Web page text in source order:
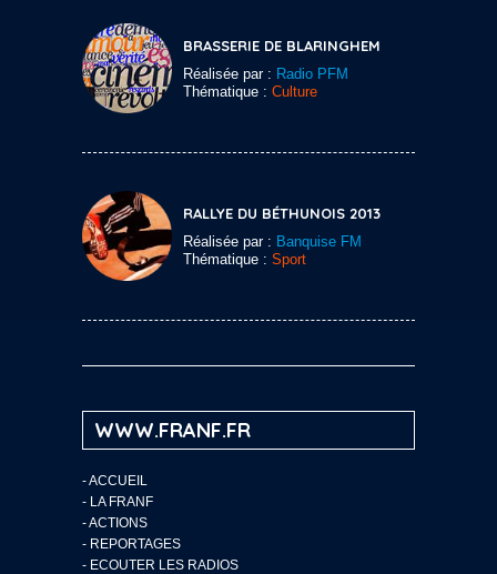
BRASSERIE DE BLARINGHEM
Réalisée par : Radio PFM
Thématique : Culture
RALLYE DU BÉTHUNOIS 2013
Réalisée par : Banquise FM
Thématique : Sport
WWW.FRANF.FR
-ACCUEIL
- LA FRANF
-ACTIONS
- REPORTAGES
- ECOUTER LES RADIOS